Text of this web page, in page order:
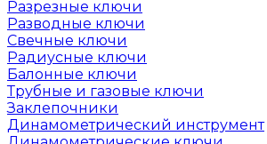
Разрезные ключи
Разводные ключи
Свечные ключи
Радиусные ключи
Балонные ключи
Трубные и газовые ключи
Заклепочники
Динамометрический инструмент